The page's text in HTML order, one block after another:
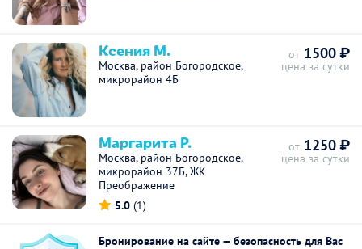
Ксения М.
Москва, район Богородское,
микрорайон 4Б
от 1500 ₽
цена за сутки
Маргарита Р.
Москва, район Богородское,
микрорайон 37Б, ЖК
Преображение
5.0 (1)
от 1250 ₽
цена за сутки
Бронирование на сайте — безопасность для Вас